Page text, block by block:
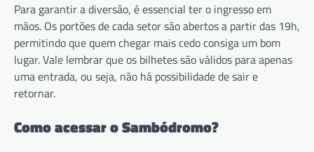
Para garantir a diversão, é essencial ter o ingresso em
mãos. Os portões de cada setor são abertos a partir das 19h,
permitindo que quem chegar mais cedo consiga um bom
lugar. Vale lembrar que os bilhetes são válidos para apenas
uma entrada, ou seja, não há possibilidade de sair e
retornar.
Como acessar o Sambódromo?